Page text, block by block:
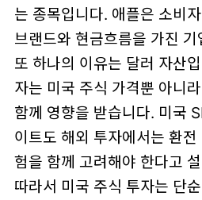
는 종목입니다. 애플은 소비
브랜드와 현금흐름을 가진
또 하나의 이유는 달러 자산
자는 미국 주식 가격뿐 아니
함께 영향을 받습니다. 미국
이트도 해외 투자에서는 환전
험을 함께 고려해야 한다고
따라서 미국 주식 투자는 단